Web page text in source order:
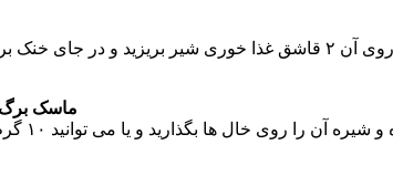
یک عدد هلو رسیده و یا یک عدد خیار را له کرده و روی آن ۲
ماسک